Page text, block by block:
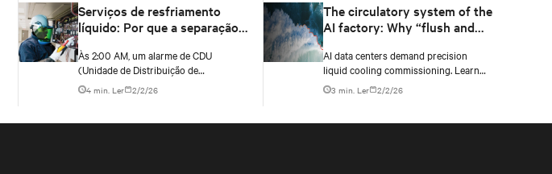
managing AI-driven heat loads
exceeding 50 kW per rack.
Serviços de resfriamento
líquido: Por que a separação
entre TI e instalações está
cada vez mais fluida
Às 2:00 AM, um alarme de CDU
(Unidade de Distribuição de
Refrigerante) é ativado em um rack de
um data center. A unidade, parte do
interage com o circuito de água gelada
4 min. Ler 2/2/26
The circulatory system of the
AI factory: Why “flush and
AI data centers demand precision
liquid cooling commissioning. Learn
why engineered flushing and hydraulic
balance management protect compute
3 min. Ler 2/2/26